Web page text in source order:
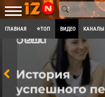
ГЛАВНАЯ ⭐ТОП ВИДЕО КАНАЛЫ